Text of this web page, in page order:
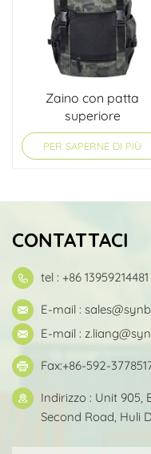
Zaino con patta
superiore
PER SAPERNE DI PIÙ
CONTATTACI
tel : +86 13959214481
E-mail :
E-mail :
Fax:+86-592-
Indirizzo : Unit 905,
Second Road, Huli